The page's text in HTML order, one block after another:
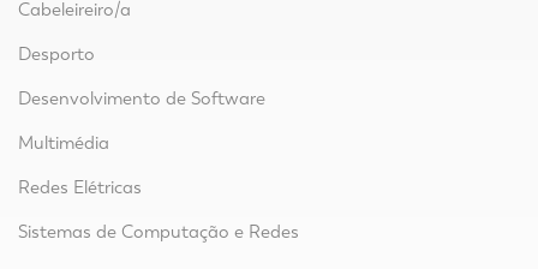
Cabeleireiro/a
Desporto
Desenvolvimento de Software
Multimédia
Redes Elétricas
Sistemas de Computação e Redes